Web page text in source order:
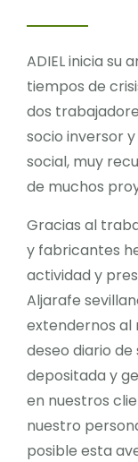
ADIEL inicia su
tiempos de
dos
socio inversor
social, muy
de muchos
Gracias al
y fabricantes
actividad y
Aljarafe
extendernos al
deseo diario
depositada y
en nuestros
nuestro
posible esta